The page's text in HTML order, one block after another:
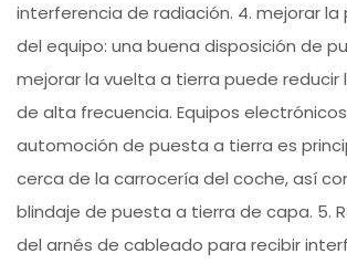
interferencia de radiación. 4. mejorar
del equipo: una buena disposición de
mejorar la vuelta a tierra puede reducir
de alta frecuencia. Equipos
automoción de puesta a tierra es
cerca de la carrocería del coche, así
blindaje de puesta a tierra de capa. 5.
del arnés de cableado para recibir